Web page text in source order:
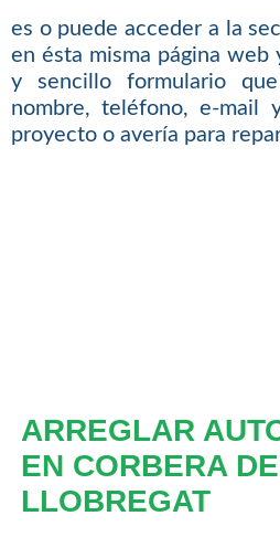
es o puede acceder a la
en ésta misma página
y sencillo formulario
nombre, teléfono, e-mail
proyecto o avería para
ARREGLAR
EN CORBERA DE
LLOBREGAT